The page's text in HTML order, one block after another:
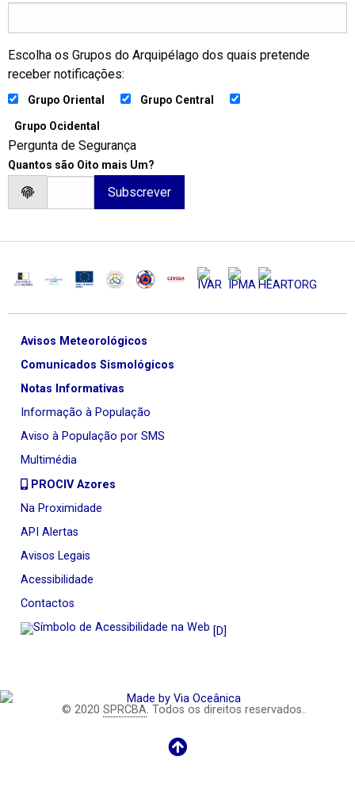
Escolha os Grupos do Arquipélago dos quais pretende
receber notificações:
Grupo Oriental Grupo Central
Grupo Ocidental
Pergunta de Segurança
Quantos são Oito mais Um?
Avisos Meteorológicos
Comunicados Sismológicos
Notas Informativas
Informação à População
Aviso à População por SMS
Multimédia
PROCIV Azores
Na Proximidade
API Alertas
Avisos Legais
Acessibilidade
Contactos
[D]
© 2020 SPRCBA. Todos os direitos reservados..